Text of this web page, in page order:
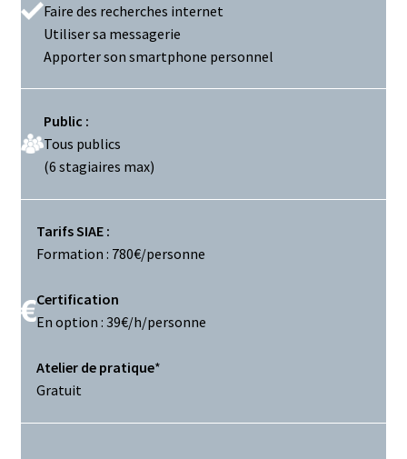
Faire des recherches internet
Utiliser sa messagerie
Apporter son smartphone personnel
Public :
Tous publics
(6 stagiaires max)
Tarifs SIAE :
Formation : 780€/personne
Certification
En option : 39€/h/personne
Atelier de pratique*
Gratuit